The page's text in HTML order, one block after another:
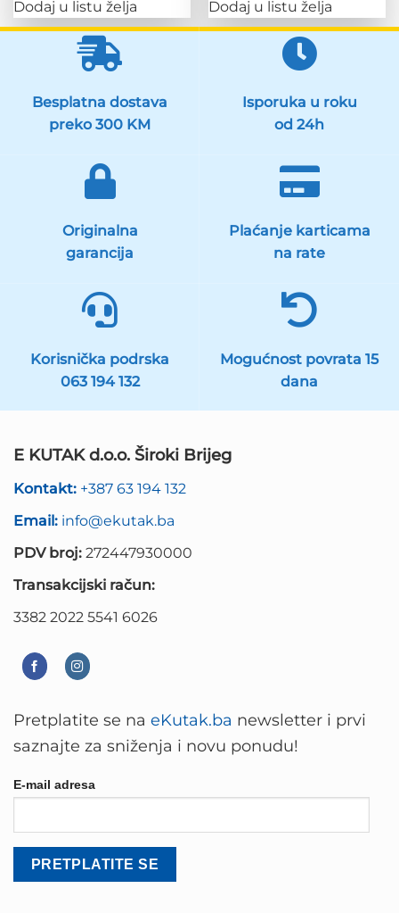
Dodaj u listu želja Dodaj u listu želja
Besplatna dostava
preko 300 KM
Isporuka u roku
od 24h
Originalna
garancija
Plaćanje karticama
na rate
Korisnička podrska
063 194 132
Mogućnost povrata 15
dana
E KUTAK d.o.o. Široki Brijeg
Kontakt: +387 63 194 132
Email: info@ekutak.ba
PDV broj: 272447930000
Transakcijski račun:
3382 2022 5541 6026
Pretplatite se na eKutak.ba newsletter i prvi
saznajte za sniženja i novu ponudu!
E-mail adresa